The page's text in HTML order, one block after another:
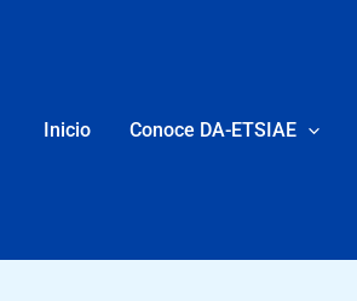
Inicio
Conoce DA-ETSIAE